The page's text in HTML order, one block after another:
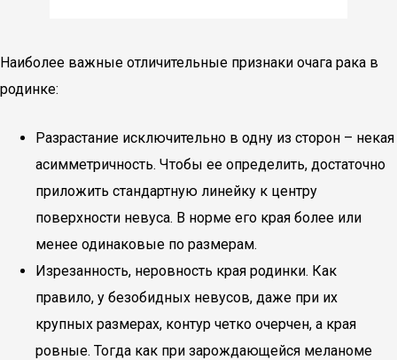
Наиболее важные отличительные признаки очага рака в
родинке:
Разрастание исключительно в одну из сторон – некая
асимметричность. Чтобы ее определить, достаточно
приложить стандартную линейку к центру
поверхности невуса. В норме его края более или
менее одинаковые по размерам.
Изрезанность, неровность края родинки. Как
правило, у безобидных невусов, даже при их
крупных размерах, контур четко очерчен, а края
ровные. Тогда как при зарождающейся меланоме